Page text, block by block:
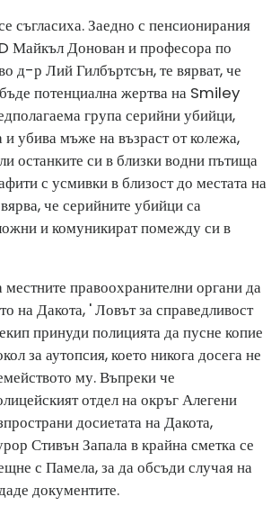
съгласиха. Заедно с пенсионирания
Майкъл Донован и професора по
д-р Лий Гилбъртсън, те вярват, че
потенциална жертва на Smiley
група серийни убийци,
и убива мъже на възраст от колежа,
останките си в близки водни пътища
с усмивки в близост до местата на
че серийните убийци са
и комуникират помежду си в
правоохранителни органи да
на Дакота, ' Ловът за справедливост
принуди полицията да пусне копие
за аутопсия, което никога досега не
му. Въпреки че
отдел на окръг Алегени
досиетата на Дакота,
Стивън Запала в крайна сметка се
с Памела, за да обсъди случая на
документите.